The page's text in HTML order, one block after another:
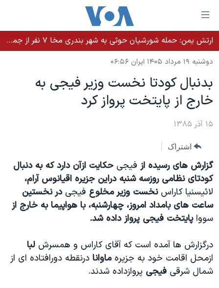
لینکهای
قابل
دسترسی
جهش
محتوای
اصلی
جهش
به
اصلی
جهش
به
جستجو
خانه
نسخه سبک وب‌سایت
موضوع ها
ایران
آمریکا
گزیده‌ها
ویژه برنامه‌ها
حقوق شهروندی
اقتصادی
برنامه های تلویزیونی
جدول برنامه ها
صفحه‌های ویژه
عملیات خشم حماسی
۲۵۰سالگی آمریکا
بایگانی برنامه‌های تلویزیونی
انتخابات ریاست جمهوری آمریکا ۲۰۲۴
حمله جمهوری اسلامی به اسرائیل
فرکانس‌های صدای آمریکا
پخش رادیویی
یادگیری زبان انگلیسی
ارتش یمن: حمله شورشیان حوثی به شهر بندری مخا ۷ نفر از جمله غیرنظامیان را کشت
دوشنبه ۱۹ مرداد ۱۴۰۵ ایران ۰۶:۵۶
بدنبال کودتا نخست وزير فيجی به
خارج از پايتخت پرواز کرد
۱۵ آذر ۱۳۸۵
اشتراک
گزارش های رسيده از فيجی حکايت ازآن دارد که به دنبال
کودتای نظامی روزسه شنبه دراين جزيره اقيانوس آرام،
لائيسنيا کاراسنخست وزير مخلوع فيجیدر نخستين
ساعت های بامداد امروز، چهارشنبه، با هواپيما به خارج از
سوواپايتخت فيجی پرواز داده شد.
درگزارش ها آمده است که آقای کاراس و همسرش لبا
ازمحل اقامت خود به جزيرهماوانا درنقطه دورافتاده ای از
شمال شرقی فيجی پروازداده شدند.